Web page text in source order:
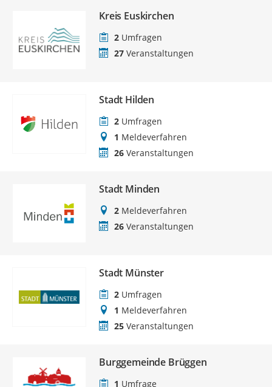
Kreis Euskirchen
2 Umfragen
27 Veranstaltungen
Stadt Hilden
2 Umfragen
1 Meldeverfahren
26 Veranstaltungen
Stadt Minden
2 Meldeverfahren
26 Veranstaltungen
Stadt Münster
2 Umfragen
1 Meldeverfahren
25 Veranstaltungen
Burggemeinde Brüggen
1 Umfrage